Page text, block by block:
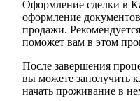
Оформление сделки в
оформление
продажи.
поможет вам в этом
После завершения
вы можете заполучить
начать проживание в